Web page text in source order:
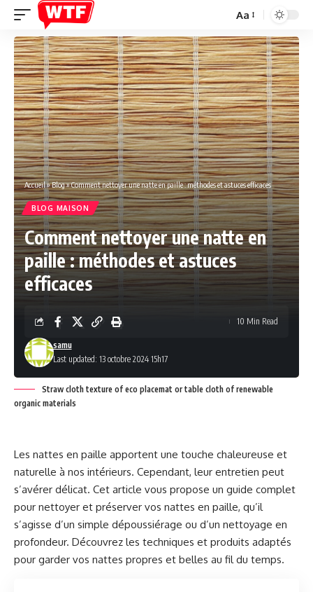
Font
Resizer
Aa
Accueil»Blog»Comment nettoyer une natte en paille : méthodes et astuces efficaces
BLOG MAISON
Comment nettoyer une natte en
paille : méthodes et astuces
efficaces
Last updated: 13 octobre 2024 15h17
samu
10 Min Read
Straw cloth texture of eco placemat or table cloth of renewable
organic materials
Les nattes en paille apportent une touche chaleureuse et
naturelle à nos intérieurs. Cependant, leur entretien peut
s’avérer délicat. Cet article vous propose un guide complet
pour nettoyer et préserver vos nattes en paille, qu’il
s’agisse d’un simple dépoussiérage ou d’un nettoyage en
profondeur. Découvrez les techniques et produits adaptés
pour garder vos nattes propres et belles au fil du temps.